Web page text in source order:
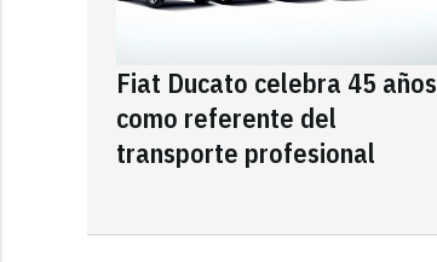
Fiat Ducato celebra 45 años
como referente del
transporte profesional